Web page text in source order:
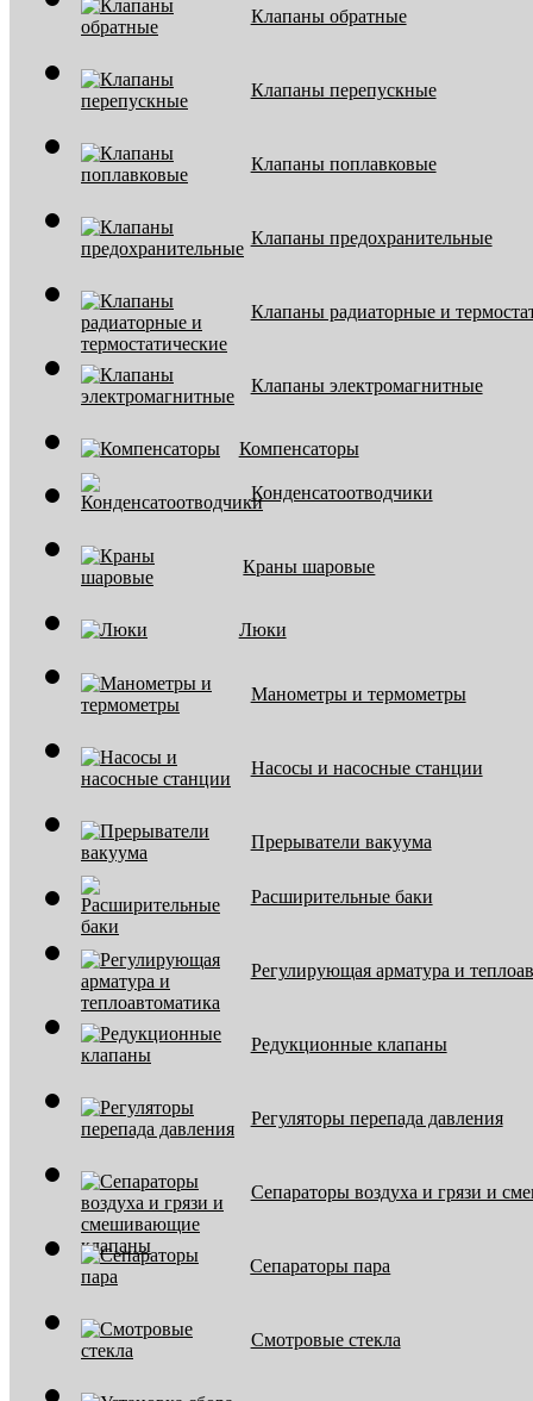
Клапаны обратные
Клапаны перепускные
Клапаны поплавковые
Клапаны предохранительные
Клапаны радиаторные и
Клапаны электромагнитные
Компенсаторы
Конденсатоотводчики
Краны шаровые
Люки
Манометры и термометры
Насосы и насосные станции
Прерыватели вакуума
Расширительные баки
Регулирующая арматура и
Редукционные клапаны
Регуляторы перепада давления
Сепараторы воздуха и грязи и
Сепараторы пара
Смотровые стекла